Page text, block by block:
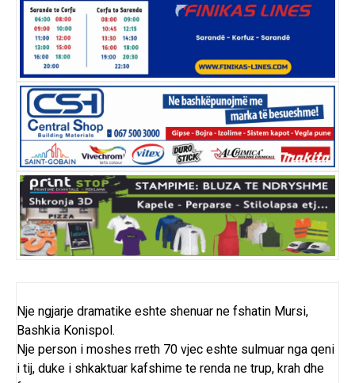
Nje ngjarje dramatike eshte shenuar ne fshatin Mursi,
Bashkia Konispol.
Nje person i moshes rreth 70 vjec eshte sulmuar nga qeni
i tij, duke i shkaktuar kafshime te renda ne trup, krah dhe